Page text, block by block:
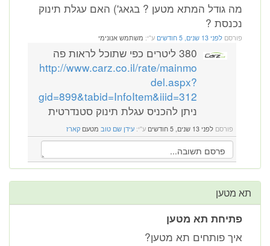
מה גודל המתא מטען ? בגאג') האם עגלת תינוק
נכנסת ?
פורסם לפני 13 שנים, 5 חודשים ע"י: משתמש אנונימי
380 ליטרים כפי שתוכל לראות פה
http://www.carz.co.il/rate/mainmo
del.aspx?
gid=899&tabid=InfoItem&iiid=312
ניתן להכניס עגלת תינוק סטנדרטית
פורסם לפני 13 שנים, 5 חודשים ע"י: עידן שם טוב מטעם קארז
תא מטען
פתיחת תא מטען
איך פותחים תא מטען?